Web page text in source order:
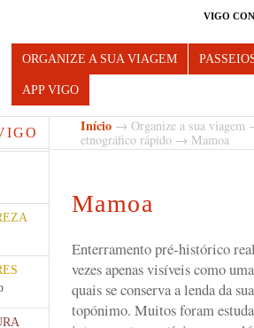
VIGO
Turismo de Vigo
ORGANIZE A SUA VIAGEM
APP VIGO
Início → Organize a sua viagem
etnográfico rápido → Mamoa
Mamoa
Enterramento pré-histórico
vezes apenas visíveis como
quais se conserva a lenda da
topónimo. Muitos foram